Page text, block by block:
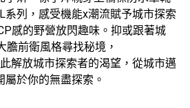
系列，感受機能x潮流賦予城市探索
感的野營放閃趣味。抑或跟著城
膽前衛風格尋找秘境，
解放城市探索者的渴望，從城市邁
於你的無盡探索。